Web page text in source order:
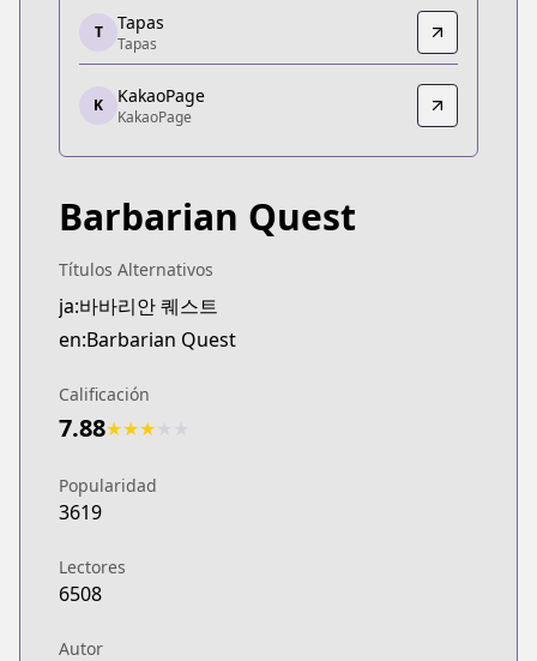
Tapas
Tapas
https://tapas.io/series/barbarian-quest/info
KakaoPage
KakaoPage
https://page.kakao.com/home?seriesId=57943457
T Tapas
Tapas
K KakaoPage
KakaoPage
Barbarian Quest
Títulos Alternativos
ja:바바리안 퀘스트
en:Barbarian Quest
Calificación
7.88★★★
Popularidad
3619
Lectores
6508
Autor